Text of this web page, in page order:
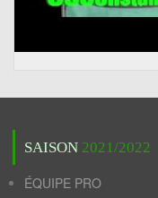
SAISON 2021/2022
ÉQUIPE PRO